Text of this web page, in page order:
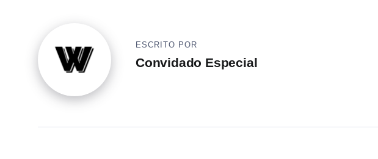
ESCRITO POR
Convidado Especial